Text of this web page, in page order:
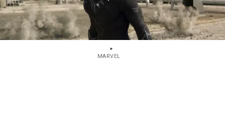
MARVEL